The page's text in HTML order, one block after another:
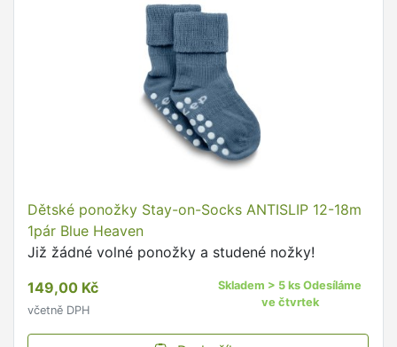
Dětské ponožky Stay-on-Socks ANTISLIP 12-18m
1pár Blue Heaven
Již žádné volné ponožky a studené nožky!
149,00 Kč
včetně DPH
Skladem > 5 ks Odesíláme
ve čtvrtek